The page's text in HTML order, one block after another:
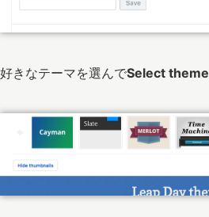
好きなテーマを選んでSelect theme